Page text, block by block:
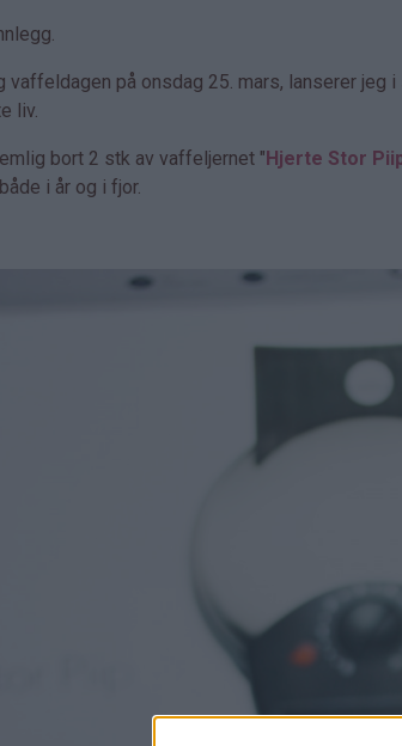
vaffeldagen på onsdag 25. mars, lanserer jeg
liv.
bort 2 stk av vaffeljernet "Hjerte Stor
både i år og i fjor.